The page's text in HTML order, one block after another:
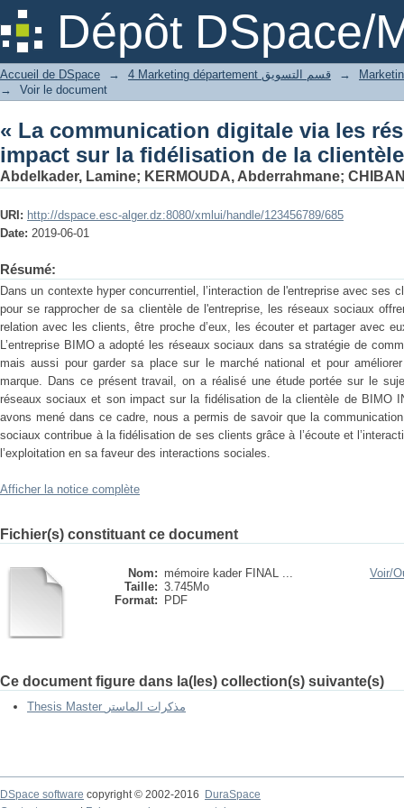
Dépôt DSpace/
« La communication digitale via
fidélisation de la clientèle »
Accueil de DSpace → 4 Marketing département قسم التسويق
→
→
Voir le document
« La communication digitale via les
impact sur la fidélisation de la
Abdelkader, Lamine; KERMOUDA, Abderrahmane;
URI: http://dspace.esc-alger.dz:8080/xmlui/handle/123456789/685
Date: 2019-06-01
Résumé:
Dans un contexte hyper concurrentiel, l’interaction de l'entreprise avec ses
pour se rapprocher de sa clientèle de l'entreprise, les réseaux sociaux
relation avec les clients, être proche d’eux, les écouter et partager avec
L’entreprise BIMO a adopté les réseaux sociaux dans sa stratégie de
mais aussi pour garder sa place sur le marché national et pour
marque. Dans ce présent travail, on a réalisé une étude portée sur le
réseaux sociaux et son impact sur la fidélisation de la clientèle de BIMO
avons mené dans ce cadre, nous a permis de savoir que la
sociaux contribue à la fidélisation de ses clients grâce à l’écoute et
l’exploitation en sa faveur des interactions sociales.
Afficher la notice complète
Fichier(s) constituant ce document
Nom: mémoire kader FINAL ...
Taille: 3.745Mo
Format:
PDF
Voir/
Ce document figure dans la(les) collection(s) suivante(s)
Thesis Master مذكرات الماستر
DSpace software copyright © 2002-2016
DuraSpace